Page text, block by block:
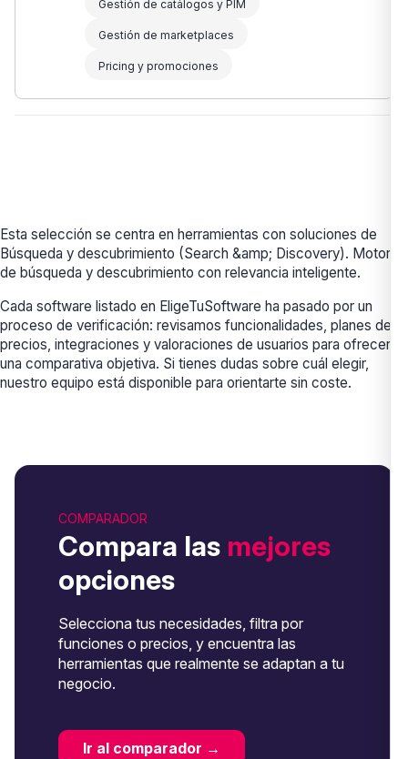
Gestión de catálogos y PIM
Gestión de marketplaces
Pricing y promociones
Esta selección se centra en herramientas con soluciones de
Búsqueda y descubrimiento (Search &amp; Discovery). Motores
de búsqueda y descubrimiento con relevancia inteligente.
Cada software listado en EligeTuSoftware ha pasado por un
proceso de verificación: revisamos funcionalidades, planes de
precios, integraciones y valoraciones de usuarios para ofrecerte
una comparativa objetiva. Si tienes dudas sobre cuál elegir,
nuestro equipo está disponible para orientarte sin coste.
COMPARADOR
Compara las mejores
opciones
Selecciona tus necesidades, filtra por
funciones o precios, y encuentra las
herramientas que realmente se adaptan a tu
negocio.
Ir al comparador →